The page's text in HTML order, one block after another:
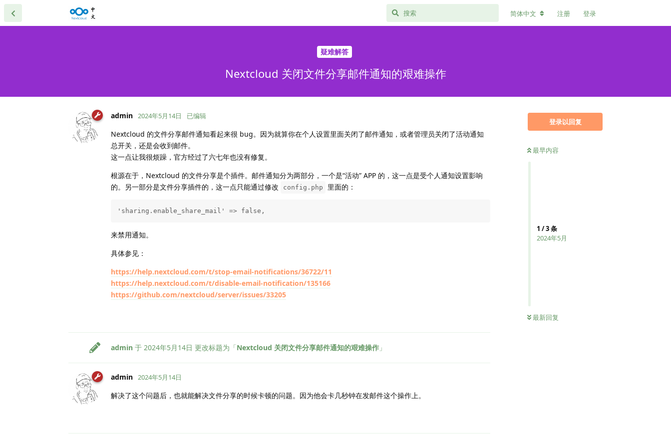
简体中文 注册 登录
疑难解答
Nextcloud 关闭文件分享邮件通知的艰难操作
登录以回复
最早内容
1 /3条
2024年5月
最新回复
admin 2024年5月14日 已编辑
Nextcloud 的文件分享邮件通知看起来很 bug。因为就算你在个人设置里面关闭了邮件通知，或者管理员关闭了活动通知
总开关，还是会收到邮件。
这一点让我很烦躁，官方经过了六七年也没有修复。
根源在于，Nextcloud 的文件分享是个插件。邮件通知分为两部分，一个是“活动” APP 的，这一点是受个人通知设置影响
的。另一部分是文件分享插件的，这一点只能通过修改
config.php 里面的：
'sharing.enable_share_mail' => false,
来禁用通知。
具体参见：
https://help.nextcloud.com/t/stop-email-notifications/36722/11
https://help.nextcloud.com/t/disable-email-notification/135166
https://github.com/nextcloud/server/issues/33205
admin 于 2024年5月14日 更改标题为「Nextcloud 关闭文件分享邮件通知的艰难操作 」
admin 2024年5月14日
解决了这个问题后，也就能解决文件分享的时候卡顿的问题。因为他会卡几秒钟在发邮件这个操作上。